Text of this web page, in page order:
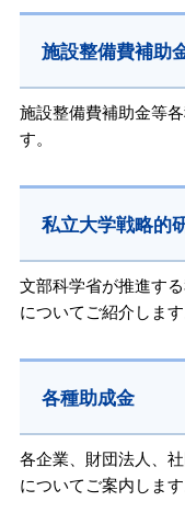
施設整備費補助
施設整備費補助金等
す。
私立大学戦略的
文部科学省が推進す
についてご紹介します
各種助成金
各企業、財団法人、
についてご案内します